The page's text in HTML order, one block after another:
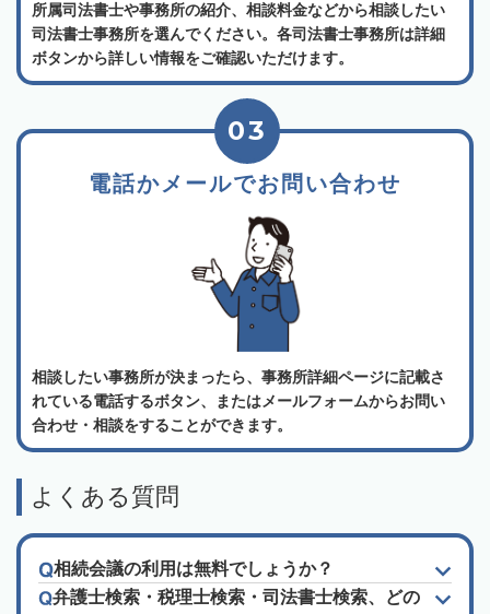
所属司法書士や事務所の紹介、相談料金などから相談したい
司法書士事務所を選んでください。各司法書士事務所は詳細
ボタンから詳しい情報をご確認いただけます。
電話かメールでお問い合わせ
03
相談したい事務所が決まったら、事務所詳細ページに記載さ
れている電話するボタン、またはメールフォームからお問い
合わせ・相談をすることができます。
よくある質問
相続会議の利用は無料でしょうか？
弁護士検索・税理士検索・司法書士検索、どの